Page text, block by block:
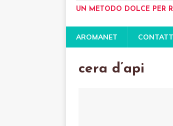
UN METODO DOLCE PER
AROMANET
cera d’api